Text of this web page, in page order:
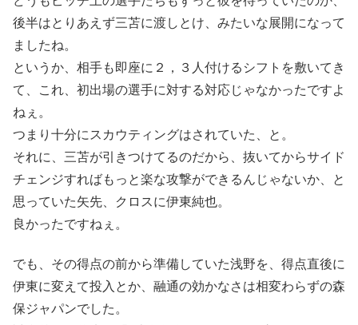
後半はとりあえず三苫に渡しとけ、みたいな展開になって
ましたね。
というか、相手も即座に２，３人付けるシフトを敷いてき
て、これ、初出場の選手に対する対応じゃなかったですよ
ねぇ。
つまり十分にスカウティングはされていた、と。
それに、三苫が引きつけてるのだから、抜いてからサイド
チェンジすればもっと楽な攻撃ができるんじゃないか、と
思っていた矢先、クロスに伊東純也。
良かったですねぇ。
でも、その得点の前から準備していた浅野を、得点直後に
伊東に変えて投入とか、融通の効かなさは相変わらずの森
保ジャパンでした。